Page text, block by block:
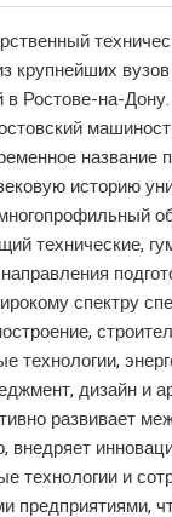
крупнейших
в Ростове-на-
название
историю
технические,
спектру
технологии,
дизайн и
развивает
внедряет
технологии и
предприятиями,